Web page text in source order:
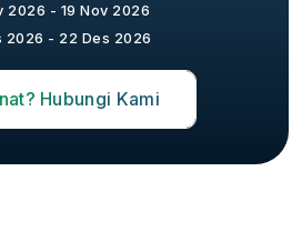
2026 - 19 Nov 2026
2026 - 22 Des 2026
Hubungi Kami